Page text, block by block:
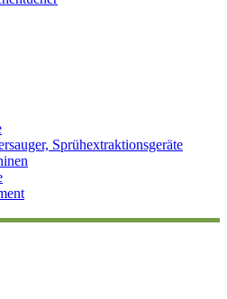
Sprühextraktionsgeräte